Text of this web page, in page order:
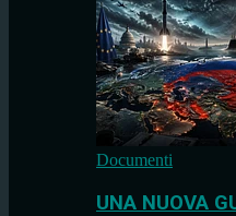
Documenti
UNA NUOVA